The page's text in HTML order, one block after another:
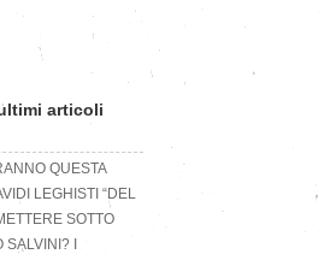
articoli
QUESTA
LEGHISTI “DEL
SOTTO
I